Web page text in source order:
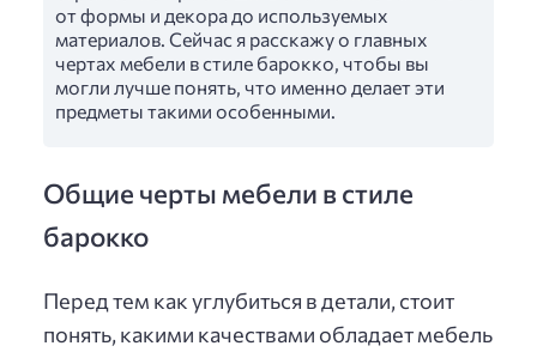
от формы и декора до используемых
материалов. Сейчас я расскажу о главных
чертах мебели в стиле барокко, чтобы вы
могли лучше понять, что именно делает эти
предметы такими особенными.
Общие черты мебели в стиле
барокко
Перед тем как углубиться в детали, стоит
понять, какими качествами обладает мебель